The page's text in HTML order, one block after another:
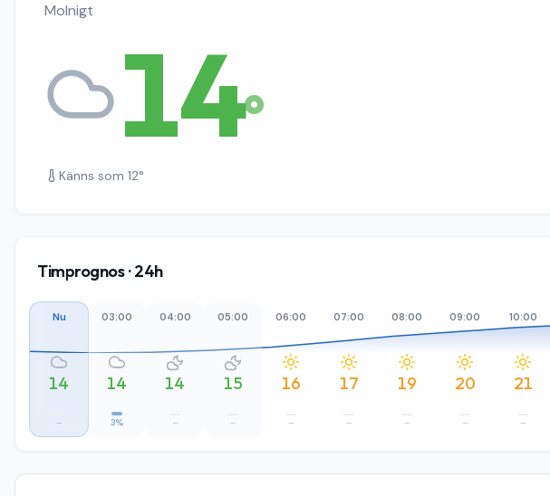
Molnigt
14°
Känns som 12°
Timprognos · 24h
Nu
14
–
03:00
14
3%
04:00
14
–
05:00
15
–
06:00
16
–
07:00
17
–
08:00
19
–
09:00
20
–
10:00
21
–